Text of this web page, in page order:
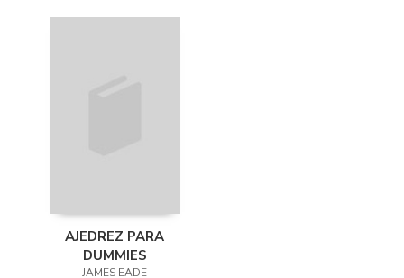
AJEDREZ PARA
DUMMIES
JAMES EADE